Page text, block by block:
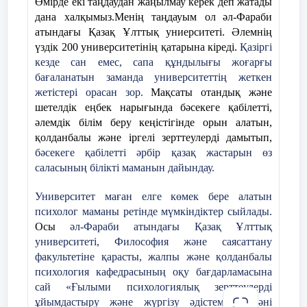
Тленчиева Н.С
Педогогика ғылымдарының
кандидаты
Аманжанқызы Жайна 4 курс
студенті
Әл-Фараби атындағы ҚазҰУ
әлде-қайда күрделі деп пайымдауға
болады. Осыған қарап отырып, 8,9
пайызға артқан Оңтүстік Қазақстанның
жағдайы осындай болса, 44,1 пайызға
артқан Маңғыстау облысындағы
жағдайды көзге елестетудің өзі
қорқынышты. Бүгінгі басылым беттері
мен интернет сайттарын қарап отырсаңыз,
мектеп оқушыларының өзі, оның ішінде
қыз балалар қару алып жүретін болған.
Пышақтау, атып кету дегенге құлағымыз
сайынғы жасөспірімдердің жасаған
қылмысынан басталатын кешкі
жаңалықтардағы ақпаратты қоспағанда.
ҚІЖК – 284 бабы бойынша тергеліп
болған іс – 221, 183 іс сотқа жіберіліп, 38
жабылған. ҚІЖК – 132 бабы бойынша
кәмілеттік жасқа толмаған 40 азаматты
тергеушілер ұстады. ҚК 131 бабы
дана халқымыз.Менің таңдауым ол
әл-Фараби
атындағы Қазақ Ұлттық униерситеті.
Әлемнің
үздік 200 университетінің қатарына кіреді. Қазіргі
кезде сан емес, сапа құндылығы жоғарғы
бағаланатын заманда университеттің жеткен
жетістері орасан зор.
Мақсаты отандық және
шетелдік еңбек нарығында бәсекеге қабілетті,
әлемдік білім беру кеңістігінде орын алатын,
қолданбалы және іргелі зерттеулерді дамытып,
бәсекеге қабілетті әрбір қазақ жастарын өз
саласының білікті маманын дайындау.
Университет маған елге көмек бере алатын
психолог маманы ретінде мүмкіндіктер сыйлады.
Осы
әл-Фараби атындағы Қазақ Ұлттық
университеті, Философия және саясаттану
факультетіне қарасты, жалпы және қолданбалы
психология кафедрасының оқу бағдарламасына
сай «Ғылыми психологиялық зерттеулерді
ұйымдастыру және жүргізу әдістемесі» пәні